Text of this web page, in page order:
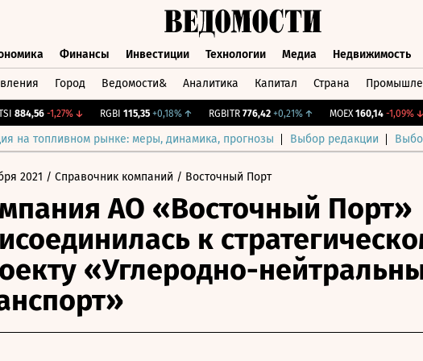
Финансы Инвестиции Технологии Медиа Недвижимость
Город Ведомости& Аналитика Капитал Страна
-1,27%↓ RGBI 115,35 +0,18% ↑ RGBITR 776,42 +0,21%↑ MOEX 160,14 -1,09%↓
на топливном рынке: меры, динамика, прогнозы Выбор редакции
2021 / Справочник компаний / Восточный Порт
АО «Восточный Порт»
к
«Углеродно-